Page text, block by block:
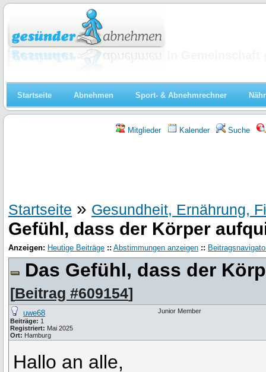
Startseite Abnehmen Sport- & Abnehmrechner
Mitglieder Kalender Suche
Startseite » Gesundheit, Ernährung,
Gefühl, dass der Körper
Anzeigen: Heutige Beiträge :: Abstimmungen anzeigen ::
Das Gefühl, dass der
[Beitrag #609154]
uwe68
Beiträge: 1
Registriert: Mai 2025
Ort: Hamburg
Junior Member
Hallo an alle,